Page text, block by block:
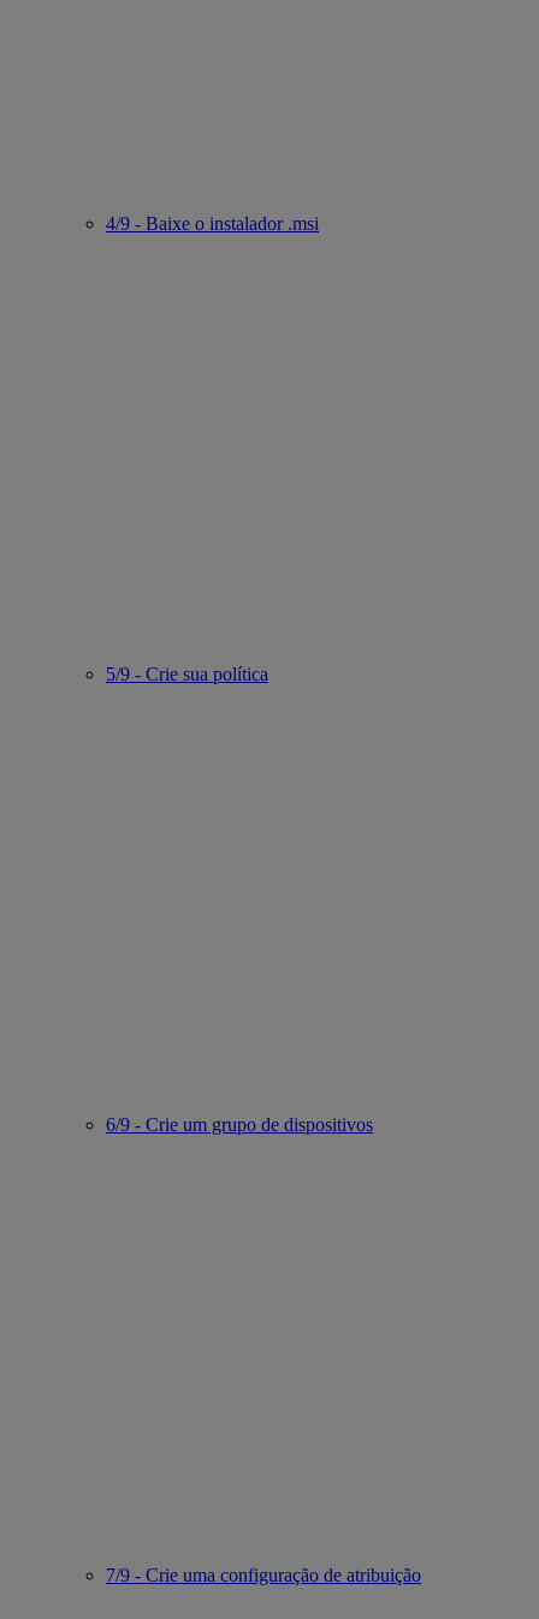
4/9 - Baixe o instalador .msi
5/9 - Crie sua política
6/9 - Crie um grupo de dispositivos
7/9 - Crie uma configuração de atribuição